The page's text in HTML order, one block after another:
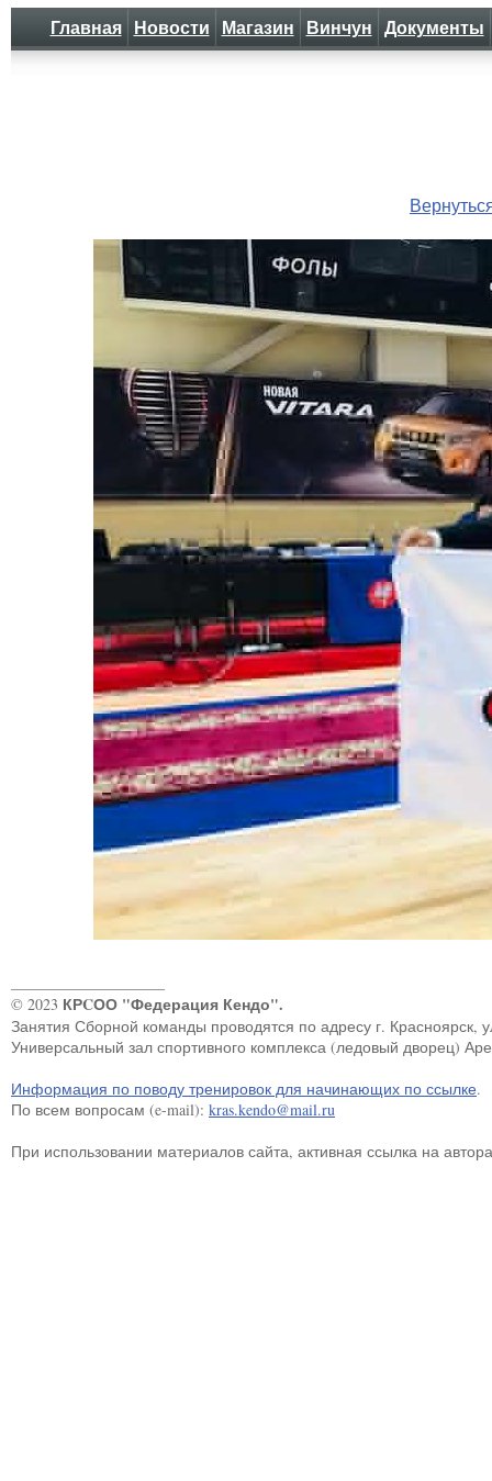
Главная Новости Магазин Винчун Документы
© 2023 КРCОО "Федерация Кендо".
Занятия Сборной команды проводятся по адресу г. Красноярск,
Универсальный зал спортивного комплекса (ледовый дворец)
Информация по поводу тренировок для начинающих по ссылке.
По всем вопросам (e-mail): kras.kendo@mail.ru
При использовании материалов сайта, активная ссылка на